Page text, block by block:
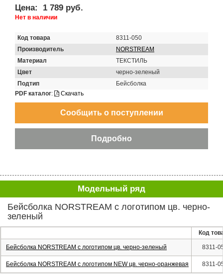
Цена: 1 789 руб.
Нет в наличии
Код товара
8311-050
Производитель
NORSTREAM
Материал
ТЕКСТИЛЬ
Цвет
черно-зеленый
Подтип
Бейсболка
PDF каталог: Скачать
Модельный ряд
Бейсболка NORSTREAM с логотипом цв. черно-
зеленый
Код
Бейсболка NORSTREAM с логотипом цв. черно-зеленый 8311-
Бейсболка NORSTREAM с логотипом NEW цв. черно-оранжевая 8311-